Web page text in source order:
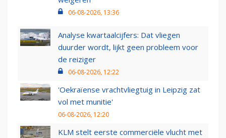
06-08-2026, 13:36
Analyse kwartaalcijfers: Dat vliegen
duurder wordt, lijkt geen probleem voor
de reiziger
06-08-2026, 12:22
'Oekraïense vrachtvliegtuig in Leipzig zat
vol met munitie'
06-08-2026, 12:20
KLM stelt eerste commerciële vlucht met